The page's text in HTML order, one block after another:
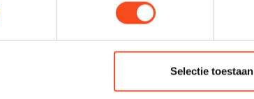
Selectie toestaan